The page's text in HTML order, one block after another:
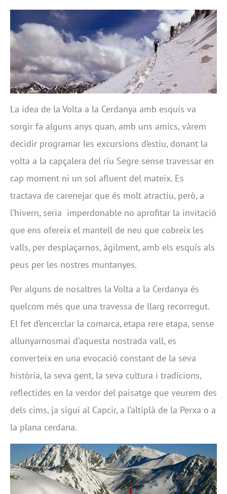
La idea de la Volta a la Cerdanya amb esquís va
sorgir fa alguns anys quan, amb uns amics, vàrem
decidir programar les excursions d’estiu, donant la
volta a la capçalera del riu Segre sense travessar en
cap moment ni un sol afluent del mateix. Es
tractava de carenejar que és molt atractiu, però, a
l’hivern, seria imperdonable no aprofitar la invitació
que ens ofereix el mantell de neu que cobreix les
valls, per desplaçarnos, àgilment, amb els esquís als
peus per les nostres muntanyes.
Per alguns de nosaltres la Volta a la Cerdanya és
quelcom més que una travessa de llarg recorregut.
El fet d’encerclar la comarca, etapa rere etapa, sense
allunyarnosmai d’aquesta nostrada vall, es
converteix en una evocació constant de la seva
història, la seva gent, la seva cultura i tradicions,
reflectides en la verdor del paisatge que veurem des
dels cims, ja sigui al Capcir, a l’altiplà de la Perxa o a
la plana cerdana.